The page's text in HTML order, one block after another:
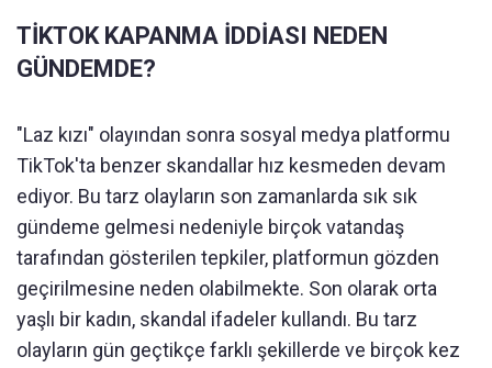
TİKTOK KAPANMA İDDİASI NEDEN
GÜNDEMDE?
"Laz kızı" olayından sonra sosyal medya platformu
TikTok'ta benzer skandallar hız kesmeden devam
ediyor. Bu tarz olayların son zamanlarda sık sık
gündeme gelmesi nedeniyle birçok vatandaş
tarafından gösterilen tepkiler, platformun gözden
geçirilmesine neden olabilmekte. Son olarak orta
yaşlı bir kadın, skandal ifadeler kullandı. Bu tarz
olayların gün geçtikçe farklı şekillerde ve birçok kez